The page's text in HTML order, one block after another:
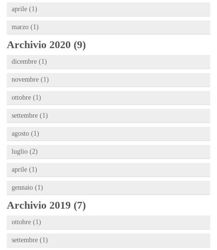
aprile (1)
marzo (1)
Archivio 2020 (9)
dicembre (1)
novembre (1)
ottobre (1)
settembre (1)
agosto (1)
luglio (2)
aprile (1)
gennaio (1)
Archivio 2019 (7)
ottobre (1)
settembre (1)